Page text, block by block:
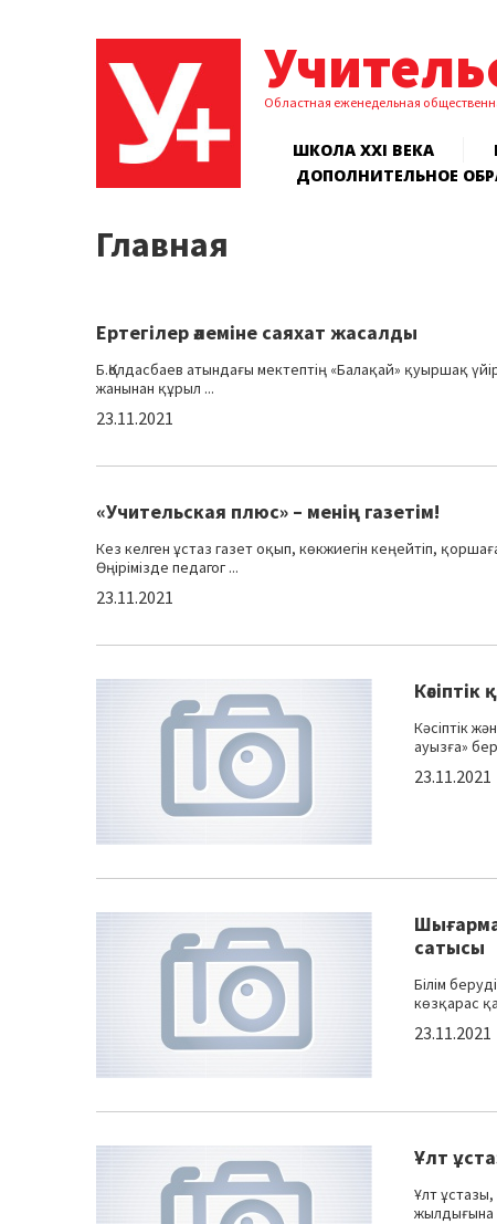
Областная еженедельная
ШКОЛА XXI ВЕКА
ДОПОЛНИТЕЛЬНОЕ
Главная
Ертегілер әлеміне саяхат жасалды
Б.Қолдасбаев атындағы мектептің «Балақай» қуыршақ
жанынан құрыл ...
23.11.2021
«Учительская плюс» – менің газетім!
Кез келген ұстаз газет оқып, көкжиегін кеңейтіп,
Өңірімізде педагог ...
23.11.2021
Кәсіптік
ауызға»
23.11.2021
сатысы
Білім
көзқарас
23.11.2021
Ұлт
Ұлт
жылдығына